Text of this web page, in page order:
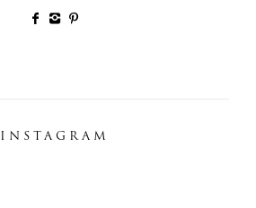
INSTAGRAM